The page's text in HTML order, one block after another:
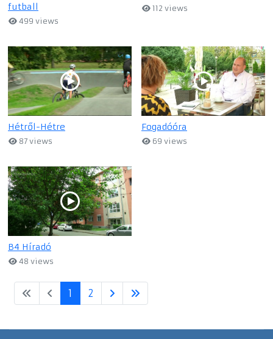
futball
499 views
112 views
Hétről-Hétre
87 views
Fogadóóra
69 views
B4 Híradó
48 views
1 2